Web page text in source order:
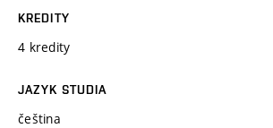
KREDITY
4 kredity
JAZYK STUDIA
čeština